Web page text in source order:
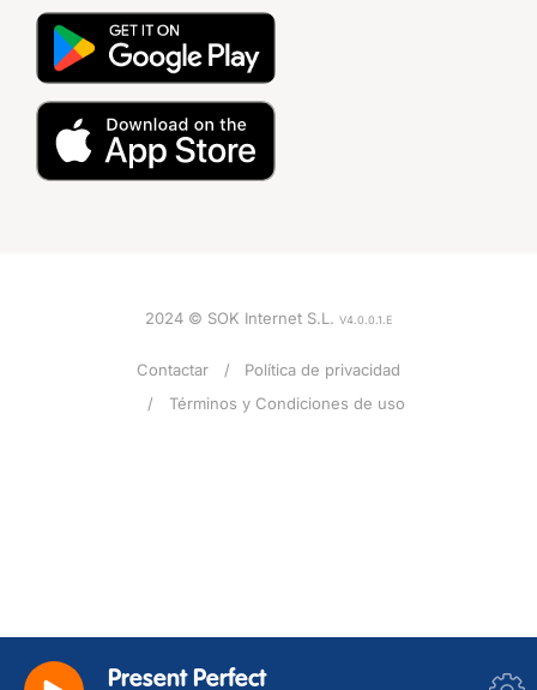
Present Perfect
2024 © SOK Internet S.L. V4.0.0.1.E
Contactar
Política de privacidad
Términos y Condiciones de uso